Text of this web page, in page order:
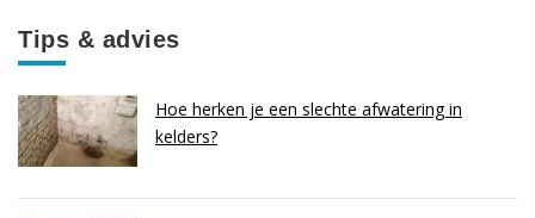
Tips & advies
Hoe herken je een slechte afwatering in
kelders?